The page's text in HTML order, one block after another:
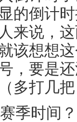
的倒计
来说，
该想想
，要是
多打几
季时间